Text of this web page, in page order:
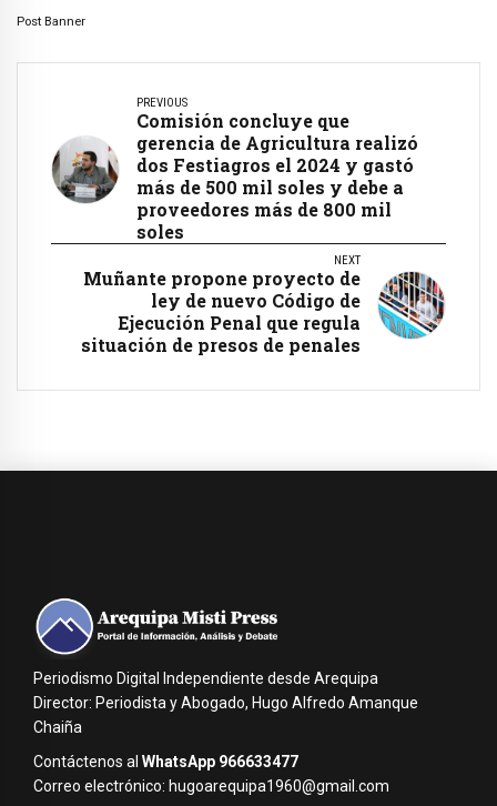
Post Banner
PREVIOUS
Comisión concluye que
gerencia de Agricultura realizó
dos Festiagros el 2024 y gastó
más de 500 mil soles y debe a
proveedores más de 800 mil
soles
NEXT
Muñante propone proyecto de
ley de nuevo Código de
Ejecución Penal que regula
situación de presos de penales
Periodismo Digital Independiente desde Arequipa
Director: Periodista y Abogado, Hugo Alfredo Amanque
Chaiña
Contáctenos al WhatsApp 966633477
Correo electrónico: hugoarequipa1960@gmail.com